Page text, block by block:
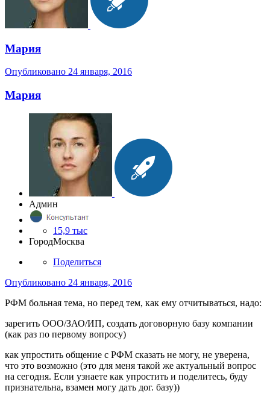
Мария
Опубликовано 24 января, 2016
Мария
Админ
15,9 тыс
ГородМосква
Поделиться
Опубликовано 24 января, 2016
РФМ больная тема, но перед тем, как ему отчитываться, надо:
зарегить ООО/ЗАО/ИП, создать договорную базу компании
(как раз по первому вопросу)
как упростить общение с РФМ сказать не могу, не уверена,
что это возможно (это для меня такой же актуальный вопрос
на сегодня. Если узнаете как упростить и поделитесь, буду
признательна, взамен могу дать дог. базу))